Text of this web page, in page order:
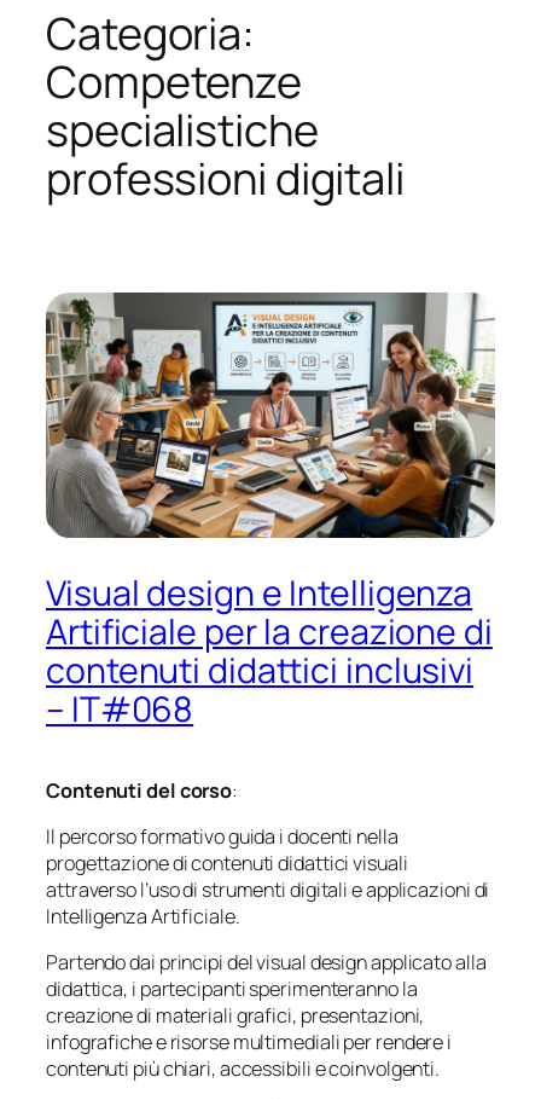
Categoria:
Competenze
specialistiche
professioni digitali
Visual design e Intelligenza
Artificiale per la creazione di
contenuti didattici inclusivi
– IT#068
Contenuti del corso:
Il percorso formativo guida i docenti nella
progettazione di contenuti didattici visuali
attraverso l’uso di strumenti digitali e applicazioni di
Intelligenza Artificiale.
Partendo dai principi del visual design applicato alla
didattica, i partecipanti sperimenteranno la
creazione di materiali grafici, presentazioni,
infografiche e risorse multimediali per rendere i
contenuti più chiari, accessibili e coinvolgenti.